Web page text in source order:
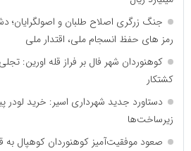
جنگ زرگری اصلاح طلبان و اصولگرایان؛
رمز های حفظ انسجام ملی، اقتدار ملی
کوهنوردان شهر فال بر فراز قله اورین:
کشتکار
دستاورد جدید شهرداری اسیر: خرید لودر
زیرساخت‌ها
صعود موفقیت‌آمیز کوهنوردان کوهپال به